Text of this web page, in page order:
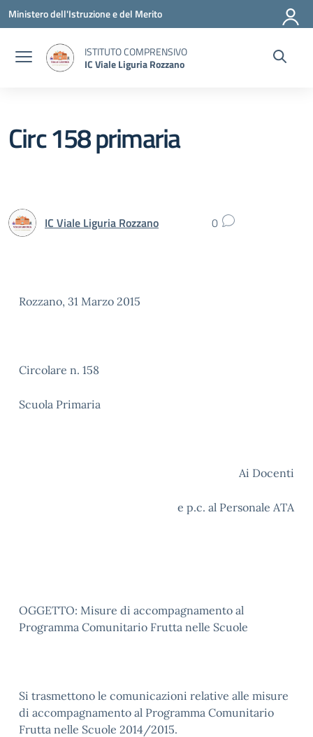
Vai ai contenuti
Vai al menu di navigazione
Vai al footer
Ministero dell'Istruzione e del Merito
ISTITUTO COMPRENSIVO
IC Viale Liguria Rozzano
Circ 158 primaria
IC Viale Liguria Rozzano 0
Rozzano, 31 Marzo 2015
Circolare n. 158
Scuola Primaria
Ai Docenti
e p.c. al Personale ATA
OGGETTO: Misure di accompagnamento al
Programma Comunitario Frutta nelle Scuole
Si trasmettono le comunicazioni relative alle misure
di accompagnamento al Programma Comunitario
Frutta nelle Scuole 2014/2015.